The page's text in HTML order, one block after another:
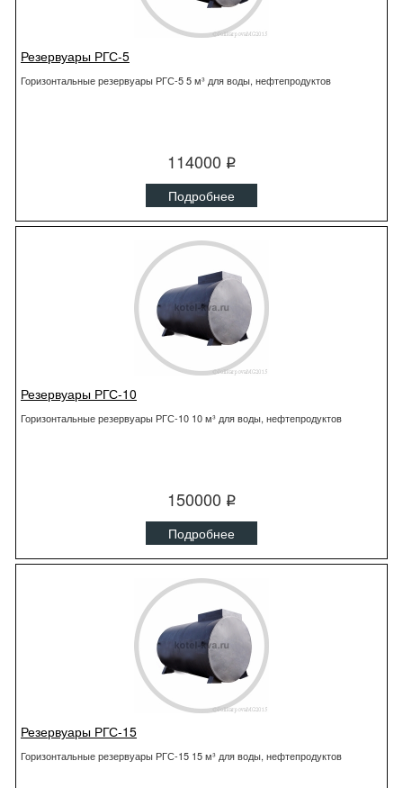
Резервуары РГС-5
Горизонтальные резервуары РГС-5 5 м³ для воды, нефтепродуктов
114000 q
Подробнее
Резервуары РГС-10
Горизонтальные резервуары РГС-10 10 м³ для воды, нефтепродуктов
150000 q
Подробнее
Резервуары РГС-15
Горизонтальные резервуары РГС-15 15 м³ для воды, нефтепродуктов